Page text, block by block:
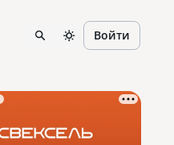
Войти